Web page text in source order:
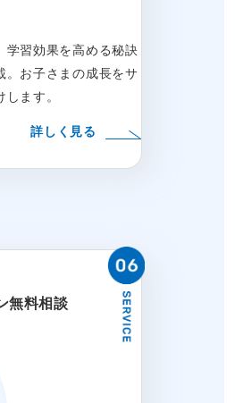
学習効果を高める秘訣
。お子さまの成長をサ
ます。
詳しく見る
無料相談